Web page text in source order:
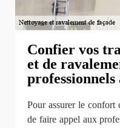
Confier vos
et de
professionnels
Pour assurer le confort
de faire appel aux